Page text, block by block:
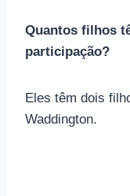
Quantos filhos
participação?
Eles têm dois
Waddington.